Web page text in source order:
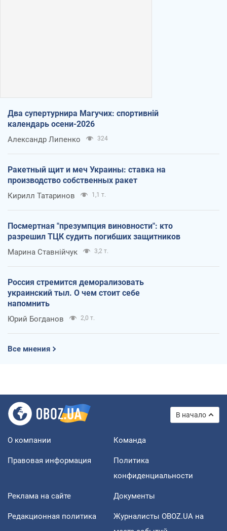
Два супертурнира Магучих: спортивній
календарь осени-2026
Александр Липенко 324
Ракетный щит и меч Украины: ставка на
производство собственных ракет
Кирилл Татаринов 1,1 т.
Посмертная "презумпция виновности": кто
разрешил ТЦК судить погибших защитников
Марина Ставнійчук 3,2 т.
Россия стремится деморализовать
украинский тыл. О чем стоит себе
напомнить
Юрий Богданов 2,0 т.
Все мнения
В начало
О компании Команда
Правовая информация
Политика
конфиденциальности
Реклама на сайте Документы
Редакционная политика
Журналисты OBOZ.UA на